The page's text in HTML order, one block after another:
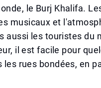
le Burj Khalifa.
musicaux et
aussi les touristes du
il est facile pour
les rues bondées, en